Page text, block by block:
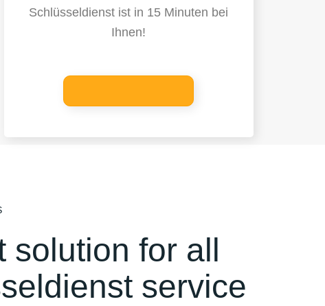
Schlüsseldienst ist in 15 Minuten bei
Ihnen!
solution for all
service